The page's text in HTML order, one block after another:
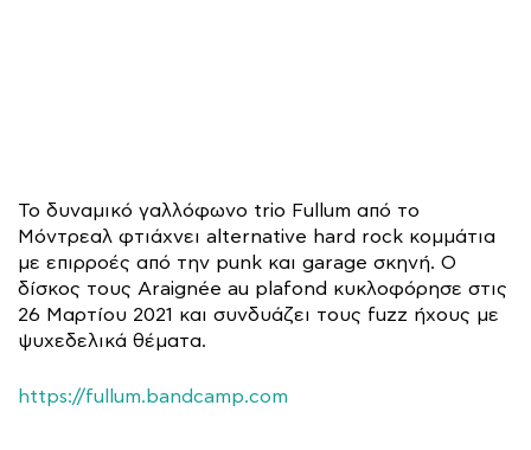
Το δυναμικό γαλλόφωνο trio Fullum από το
Μόντρεαλ φτιάχνει alternative hard rock κομμάτια
με επιρροές από την punk και garage σκηνή. Ο
δίσκος τους Araignée au plafond κυκλοφόρησε στις
26 Μαρτίου 2021 και συνδυάζει τους fuzz ήχους με
ψυχεδελικά θέματα.
https://fullum.bandcamp.com